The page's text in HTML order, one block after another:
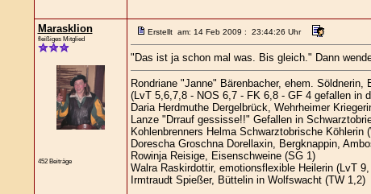
Marasklion
fleißiges Mitglied
452 Beiträge
Erstellt am: 14 Feb 2009 : 23:44:26 Uhr
"Das ist ja schon mal was. Bis gleich." Dann
Rondriane "Janne" Bärenbacher, ehem. Söldnerin,
(LvT 5,6,7,8 - NOS 6,7 - FK 6,8 - GF 4 gefallen in
Daria Herdmuthe Dergelbrück, Wehrheimer
Lanze "Drrauf gessisse!!" Gefallen in
Kohlenbrenners Helma Schwarztobrische Köhlerin
Dorescha Groschna Dorellaxin, Bergknappin,
Rowinja Reisige, Eisenschweine (SG 1)
Walra Raskirdottir, emotionsflexible Heilerin (LvT 9,
Irmtraudt Spießer, Büttelin in Wolfswacht (TW 1,2)